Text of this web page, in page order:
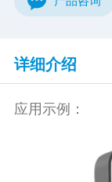
详细介绍
应用示例：